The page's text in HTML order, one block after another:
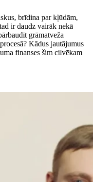
brīdina par kļūdām,
ir daudz vairāk nekā
grāmatveža
Kādus jautājumus
finanses šim cilvēkam